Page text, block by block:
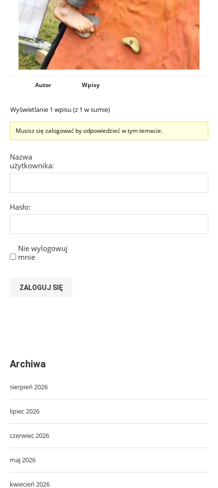
Autor Wpisy
Wyświetlanie 1 wpisu (z 1 w sumie)
Musisz się zalogować by odpowiedzieć w tym temacie.
Nazwa
użytkownika:
Hasło:
Nie wylogowuj
mnie
ZALOGUJ SIĘ
Archiwa
sierpień 2026
lipiec 2026
czerwiec 2026
maj 2026
kwiecień 2026